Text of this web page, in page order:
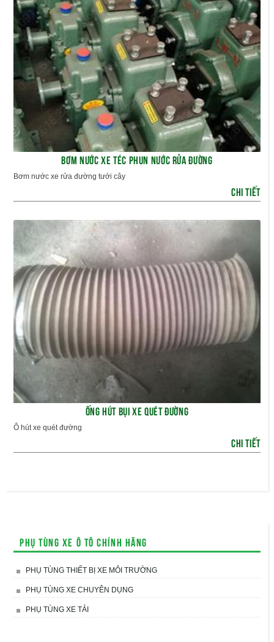
BƠM NƯỚC XE TÉC PHUN NƯỚC RỬA ĐƯỜNG
Bơm nước xe rửa đường tưới cây
CHI TIẾT
ỐNG HÚT BỤI XE QUÉT ĐƯỜNG
Ô hút xe quét đường
CHI TIẾT
Phụ tùng xe ô tô chính hãng
PHỤ TÙNG THIẾT BỊ XE MÔI TRƯỜNG
PHỤ TÙNG XE CHUYÊN DỤNG
PHỤ TÙNG XE TẢI